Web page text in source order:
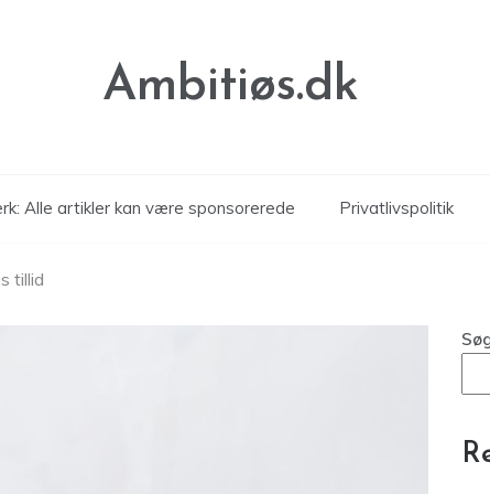
Ambitiøs.dk
Alle artikler kan være sponsorerede Privatlivspolitik
tillid